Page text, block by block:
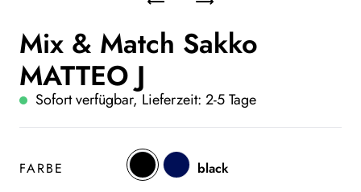
Mix & Match Sakko
MATTEO J
Sofort verfügbar, Lieferzeit: 2-5 Tage
FARBE black